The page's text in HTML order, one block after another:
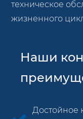
техническое
жизненного
Наши
Достойное